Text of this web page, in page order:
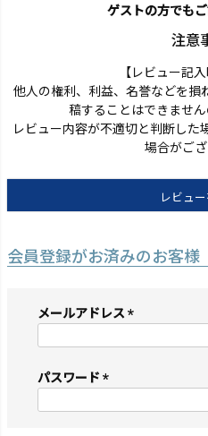
ゲストの方でもご
注意
【レビュー記
他人の権利、利益、名誉などを損
稿することはできません
レビュー内容が不適切と判断した
場合がござ
レビュー
会員登録がお済みのお客様
メールアドレス
須)
パスワード
須)